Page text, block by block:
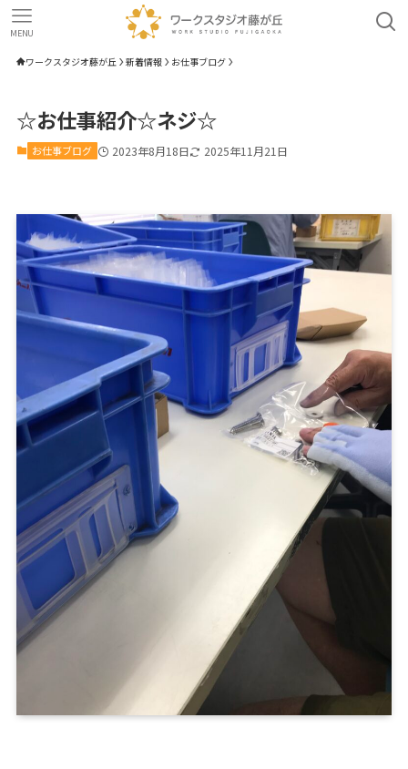
MENU
ワークスタジオ藤が丘 新着情報 お仕事ブログ
☆お仕事紹介☆ネジ☆
お仕事ブログ 2023年8月18日 2025年11月21日